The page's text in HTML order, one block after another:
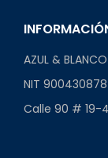
AZUL &
NIT
Calle 90 # 19-